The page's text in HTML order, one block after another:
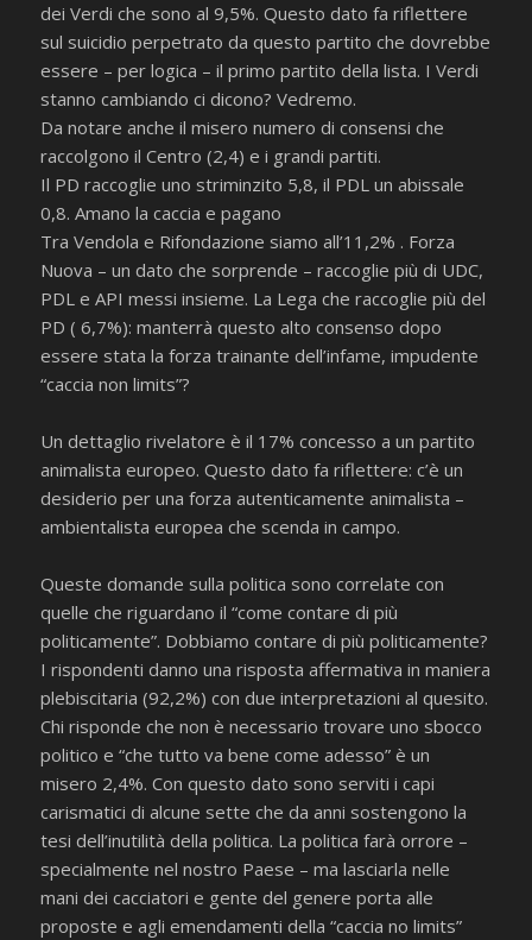
dei Verdi che sono al 9,5%. Questo dato fa riflettere
sul suicidio perpetrato da questo partito che dovrebbe
essere – per logica – il primo partito della lista. I Verdi
stanno cambiando ci dicono? Vedremo.
Da notare anche il misero numero di consensi che
raccolgono il Centro (2,4) e i grandi partiti.
Il PD raccoglie uno striminzito 5,8, il PDL un abissale
0,8. Amano la caccia e pagano
Tra Vendola e Rifondazione siamo all’11,2% . Forza
Nuova – un dato che sorprende – raccoglie più di UDC,
PDL e API messi insieme. La Lega che raccoglie più del
PD ( 6,7%): manterrà questo alto consenso dopo
essere stata la forza trainante dell’infame, impudente
“caccia non limits”?
Un dettaglio rivelatore è il 17% concesso a un partito
animalista europeo. Questo dato fa riflettere: c’è un
desiderio per una forza autenticamente animalista –
ambientalista europea che scenda in campo.
Queste domande sulla politica sono correlate con
quelle che riguardano il “come contare di più
politicamente”. Dobbiamo contare di più politicamente?
I rispondenti danno una risposta affermativa in maniera
plebiscitaria (92,2%) con due interpretazioni al quesito.
Chi risponde che non è necessario trovare uno sbocco
politico e “che tutto va bene come adesso” è un
misero 2,4%. Con questo dato sono serviti i capi
carismatici di alcune sette che da anni sostengono la
tesi dell’inutilità della politica. La politica farà orrore –
specialmente nel nostro Paese – ma lasciarla nelle
mani dei cacciatori e gente del genere porta alle
proposte e agli emendamenti della “caccia no limits”